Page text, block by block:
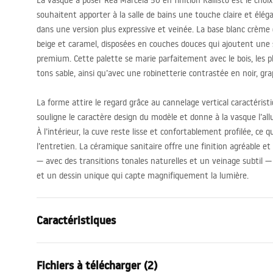
souhaitent apporter à la salle de bains une touche claire et
dans une version plus expressive et veinée. La base blanc
beige et caramel, disposées en couches douces qui ajoutent
premium. Cette palette se marie parfaitement avec le bois, les
tons sable, ainsi qu’avec une robinetterie contrastée en noir,
La forme attire le regard grâce au cannelage vertical
souligne le caractère design du modèle et donne à la vasque
À l’intérieur, la cuve reste lisse et confortablement profilée, ce
l’entretien. La céramique sanitaire offre une finition agréable
— avec des transitions tonales naturelles et un veinage subtil
et un dessin unique qui capte magnifiquement la lumière.
Caractéristiques
Fichiers à télécharger (2)